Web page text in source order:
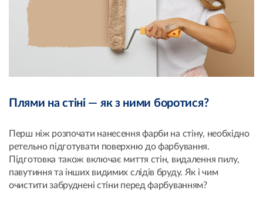
Плями на стіні — як з ними боротися?
Перш ніж розпочати нанесення фарби на стіну, необхідно
ретельно підготувати поверхню до фарбування.
Підготовка також включає миття стін, видалення пилу,
павутиння та інших видимих слідів бруду. Як і чим
очистити забруднені стіни перед фарбуванням?